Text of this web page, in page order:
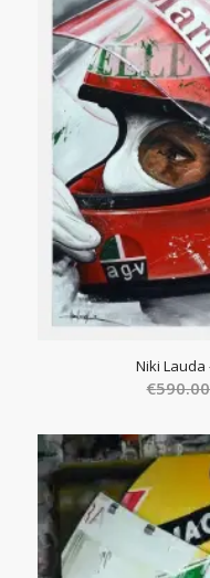
Niki Lauda
€590.00